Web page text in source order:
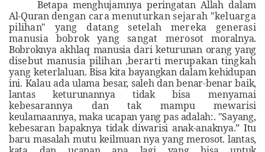
Betapa menghujamnya peringatan Allah dalam
Al-Quran dengan cara menuturkan sejarah "keluarga
pilihan" yang datang setelah mereka generasi
manusia bobrok yang sangat merosotmoralnya.
Bobroknya akhlaq manusia dari keturunan orang yang
disebut manusia pilihan ,berarti merupakan tingkah
yangketerlaluan. Bisa kita bayangkan dalam kehidupan
ini. Kalau ada ulama besar, saleh dan benar-benar baik,
lantas keturunannya tidakbisa menyamai
kebesarannya dan tak mampu mewarisi
keulamaannya, maka ucapan yang pas adalah:. "Sayang,
kebesaran bapaknya tidak diwarisi anak-anaknya.” Itu
baru masalah mutu keilmuan nya yang merosot. lantas,